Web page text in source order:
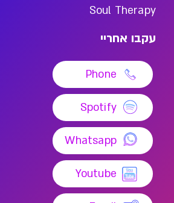
Soul Therapy
עקבו אחריי
Phone
Spotify
Whatsapp
Youtube